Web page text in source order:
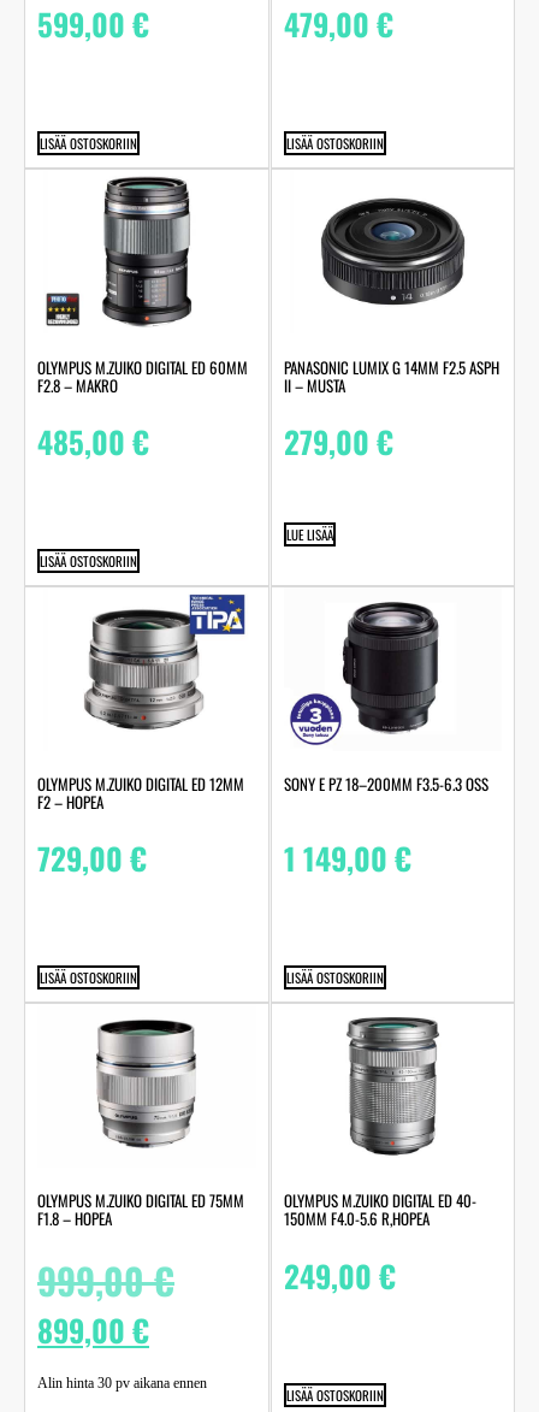
599,00€
LISÄÄ OSTOSKORIIN
479,00€
LISÄÄ OSTOSKORIIN
OLYMPUS M.ZUIKO DIGITAL ED 60MM
F2.8 – MAKRO
485,00€
LISÄÄ OSTOSKORIIN
PANASONIC LUMIX G 14MM F2.5 ASPH
II – MUSTA
279,00€
LUE LISÄÄ
OLYMPUS M.ZUIKO DIGITAL ED 12MM
F2 – HOPEA
729,00€
LISÄÄ OSTOSKORIIN
SONY E PZ 18–200MM F3.5-6.3 OSS
1 149,00€
LISÄÄ OSTOSKORIIN
OLYMPUS M.ZUIKO DIGITAL ED 75MM
F1.8 – HOPEA
999,00€
899,00€
Alin hinta 30 pv aikana ennen
OLYMPUS M.ZUIKO DIGITAL ED 40-
150MM F4.0-5.6 R,HOPEA
249,00€
LISÄÄ OSTOSKORIIN